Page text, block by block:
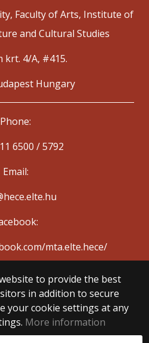
to provide the best
in addition to secure
your cookie settings at any
More information
Faculty of Arts, Institute of
and Cultural Studies
krt. 4/A, #415.
Hungary
Phone:
6500 / 5792
Email:
mta.elte.hece/
Loránd University
reserved.
Egyetem tér 1–3.
1-411-6500